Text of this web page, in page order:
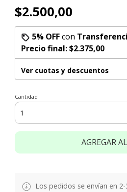
$2.500,00
5% OFFcon
Precio final:$2.375,00
Ver cuotas y descuentos
Cantidad
AGREGAR
Los pedidos se envían en